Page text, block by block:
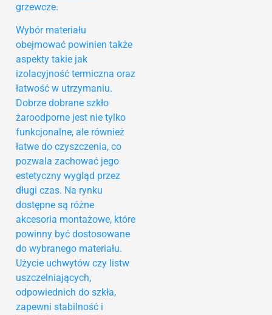
grzewcze.
Wybór materiału
obejmować powinien także
aspekty takie jak
izolacyjność termiczna oraz
łatwość w utrzymaniu.
Dobrze dobrane szkło
żaroodporne jest nie tylko
funkcjonalne, ale również
łatwe do czyszczenia, co
pozwala zachować jego
estetyczny wygląd przez
długi czas. Na rynku
dostępne są różne
akcesoria montażowe, które
powinny być dostosowane
do wybranego materiału.
Użycie uchwytów czy listw
uszczelniających,
odpowiednich do szkła,
zapewni stabilność i